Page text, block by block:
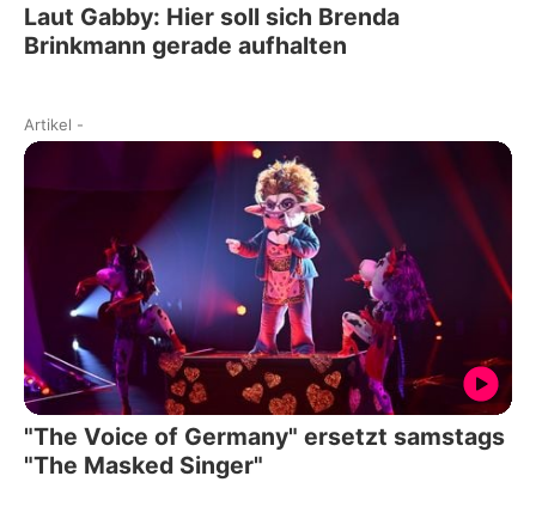
Laut Gabby: Hier soll sich Brenda
Brinkmann gerade aufhalten
Artikel -
"The Voice of Germany" ersetzt samstags
"The Masked Singer"